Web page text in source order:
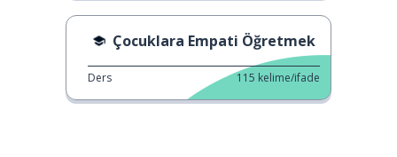
Çocuklara Empati Öğretmek
Ders 115 kelime/ifade